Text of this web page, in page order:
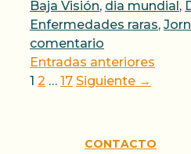
Baja Visión, dia mundial ,
Enfermedades raras,
comentario
Entradas anteriores
Página
1 Página
2 … Página
17 Siguiente →
CONTACTO